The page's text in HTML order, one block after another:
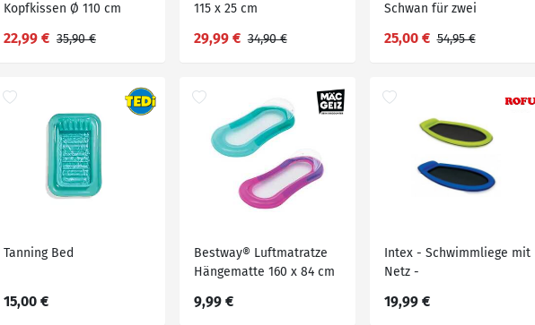
Kopfkissen Ø 110 cm
22,99 € 35,90 €
115 x 25 cm
29,99 € 34,90 €
Schwan für zwei
Luftkammern
25,00 € 54,95 €
Tanning Bed
15,00 €
Bestway® Luftmatratze
Hängematte 160 x 84 cm
9,99 €
Intex - Schwimmliege mit
Netz -
Stück
19,99 €